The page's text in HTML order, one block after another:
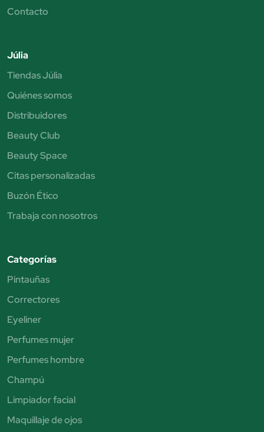
Contacto
Júlia
Tiendas Júlia
Quiénes somos
Distribuidores
Beauty Club
Beauty Space
Citas personalizadas
Buzón Ético
Trabaja con nosotros
Categorías
Pintauñas
Correctores
Eyeliner
Perfumes mujer
Perfumes hombre
Champú
Limpiador facial
Maquillaje de ojos